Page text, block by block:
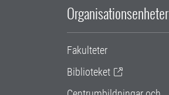
Organisationsenheter
Fakulteter
Biblioteket